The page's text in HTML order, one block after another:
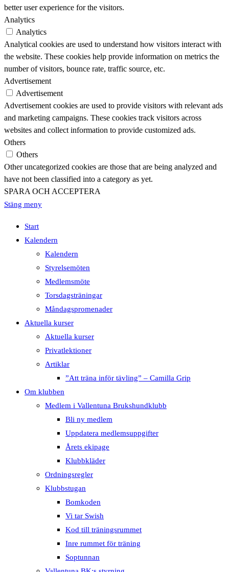
better user experience for the visitors.
Analytics
Analytics
Analytical cookies are used to understand how visitors interact with
the website. These cookies help provide information on metrics the
number of visitors, bounce rate, traffic source, etc.
Advertisement
Advertisement
Advertisement cookies are used to provide visitors with relevant ads
and marketing campaigns. These cookies track visitors across
websites and collect information to provide customized ads.
Others
Others
Other uncategorized cookies are those that are being analyzed and
have not been classified into a category as yet.
SPARA OCH ACCEPTERA
Stäng meny
Start
Kalendern
Kalendern
Styrelsemöten
Medlemsmöte
Torsdagsträningar
Måndagspromenader
Aktuella kurser
Aktuella kurser
Privatlektioner
Artiklar
”Att träna inför tävling” – Camilla Grip
Om klubben
Medlem i Vallentuna Brukshundklubb
Bli ny medlem
Uppdatera medlemsuppgifter
Årets ekipage
Klubbkläder
Ordningsregler
Klubbstugan
Bomkoden
Vi tar Swish
Kod till träningsrummet
Inre rummet för träning
Soptunnan